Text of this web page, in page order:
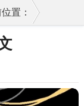
置：